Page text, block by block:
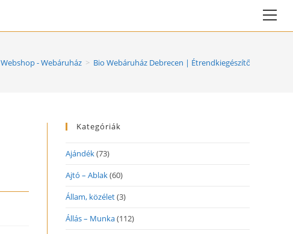
Webshop - Webáruház > Bio Webáruház Debrecen | Étrendkiegészítők, italok,
Kategóriák
Ajándék(73)
Ajtó – Ablak(60)
Állam, közélet(3)
Állás – Munka(112)